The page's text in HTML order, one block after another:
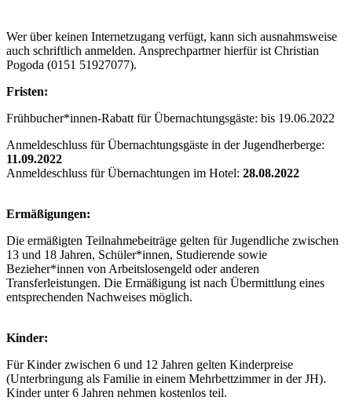
Wer über keinen Internetzugang verfügt, kann sich ausnahmsweise
auch schriftlich anmelden. Ansprechpartner hierfür ist Christian
Pogoda (0151 51927077‬).
Fristen:
Frühbucher*innen-Rabatt für Übernachtungsgäste: bis 19.06.2022
Anmeldeschluss für Übernachtungsgäste in der Jugendherberge:
11.09.2022
Anmeldeschluss für Übernachtungen im Hotel: 28.08.2022
Ermäßigungen:
Die ermäßigten Teilnahmebeiträge gelten für Jugendliche zwischen
13 und 18 Jahren, Schüler*innen, Studierende sowie
Bezieher*innen von Arbeitslosengeld oder anderen
Transferleistungen. Die Ermäßigung ist nach Übermittlung eines
entsprechenden Nachweises möglich.
Kinder:
Für Kinder zwischen 6 und 12 Jahren gelten Kinderpreise
(Unterbringung als Familie in einem Mehrbettzimmer in der JH).
Kinder unter 6 Jahren nehmen kostenlos teil.